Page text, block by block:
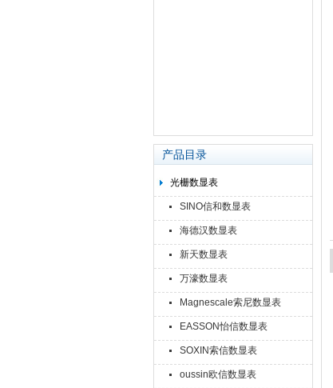
产品目录
光栅数显表
SINO信和数显表
海德汉数显表
新天数显表
万濠数显表
Magnescale索尼数显表
EASSON怡信数显表
SOXIN索信数显表
oussin欧信数显表